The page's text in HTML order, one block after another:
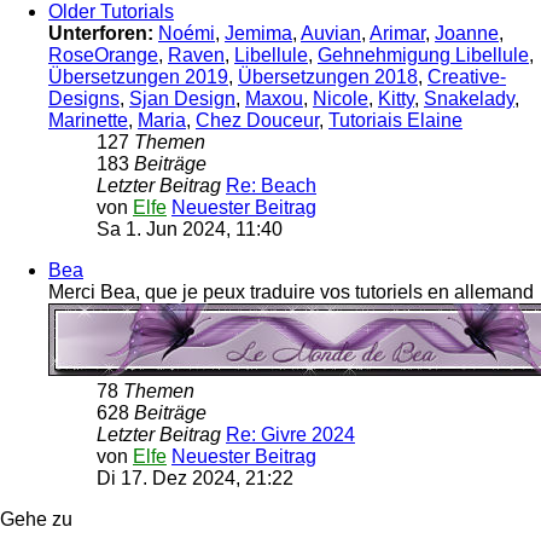
Older Tutorials
Unterforen: Noémi, Jemima, Auvian, Arimar, Joanne,
RoseOrange, Raven, Libellule, Gehnehmigung Libellule,
Übersetzungen 2019, Übersetzungen 2018, Creative-
Designs, Sjan Design, Maxou, Nicole, Kitty, Snakelady,
Marinette, Maria, Chez Douceur, Tutoriais Elaine
127 Themen
183 Beiträge
Letzter Beitrag Re: Beach
von Elfe Neuester Beitrag
Sa 1. Jun 2024, 11:40
Bea
Merci Bea, que je peux traduire vos tutoriels en allemand
78 Themen
628 Beiträge
Letzter Beitrag Re: Givre 2024
von Elfe Neuester Beitrag
Di 17. Dez 2024, 21:22
Gehe zu